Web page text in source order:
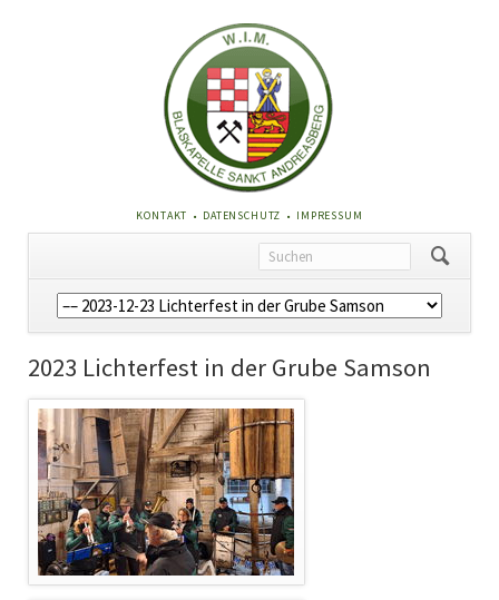
NAVIGATION
ÜBERSPRINGEN
KONTAKT DATENSCHUTZ IMPRESSUM
Navigation
überspringen
2023 Lichterfest in der Grube Samson